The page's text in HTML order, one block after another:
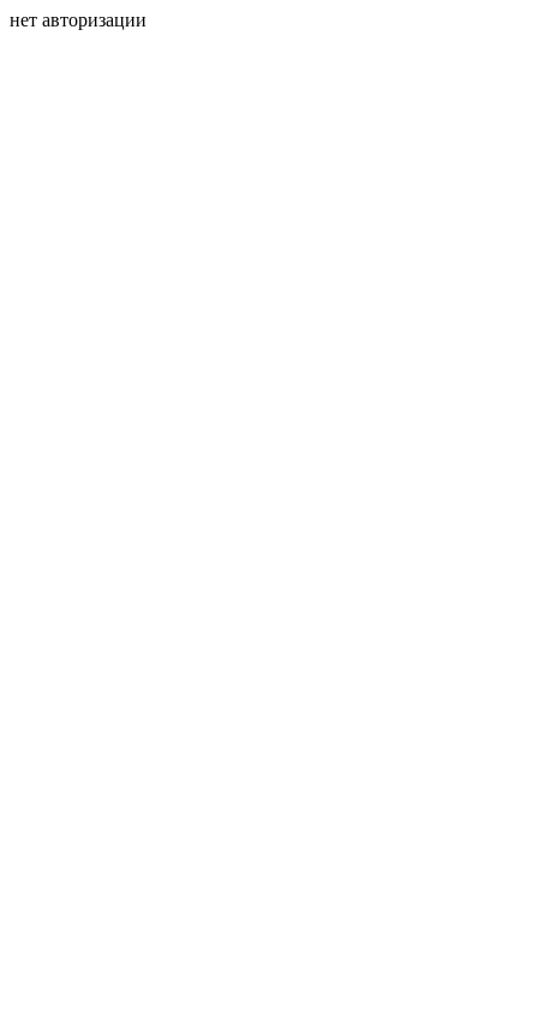
нет авторизации